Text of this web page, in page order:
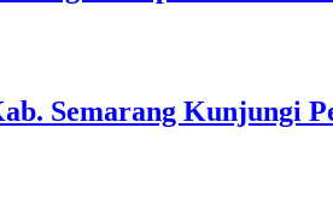
Semarang Kunjungi